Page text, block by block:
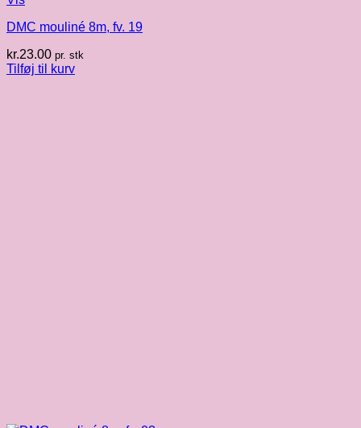
DMC mouliné 8m, fv. 19
kr.23.00 pr. stk
Tilføj til kurv